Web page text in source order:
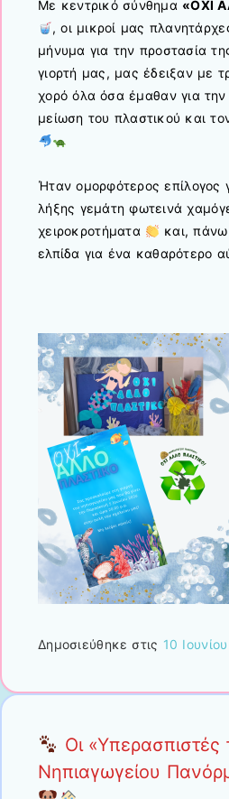
Με κεντρικό σύνθημα «ΟΧΙ
, οι μικροί μας
μήνυμα για την προστασία
γιορτή μας, μας έδειξαν με
χορό όλα όσα έμαθαν για
μείωση του πλαστικού και
Ήταν ομορφότερος επίλογος
λήξης γεμάτη φωτεινά
χειροκροτήματα
και,
ελπίδα για ένα καθαρότερο
Δημοσιεύθηκε στις 10
Οι
Νηπιαγωγείου